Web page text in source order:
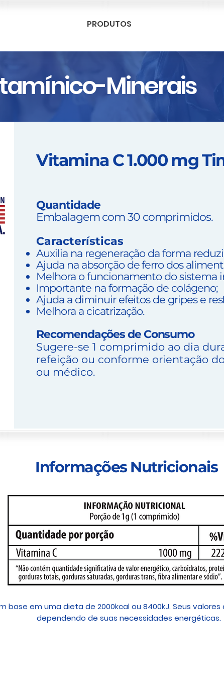
PRODUTOS
Minerais
Vitamina C 1.000 mg
Quantidade
Embalagem com 30 comprimidos.
Características
Auxilia na regeneração da forma
Ajuda na absorção de ferro dos
Melhora o funcionamento do sistema
Importante na formação de colágeno;
Ajuda a diminuir efeitos de gripes e
Melhora a cicatrização.
Recomendações de Consumo
Sugere-se 1 comprimido ao dia
refeição ou conforme orientação
ou médico.
Informações Nutricionais
base em uma dieta de 2000kcal ou 8400kJ. Seus
dependendo de suas necessidades energéticas.